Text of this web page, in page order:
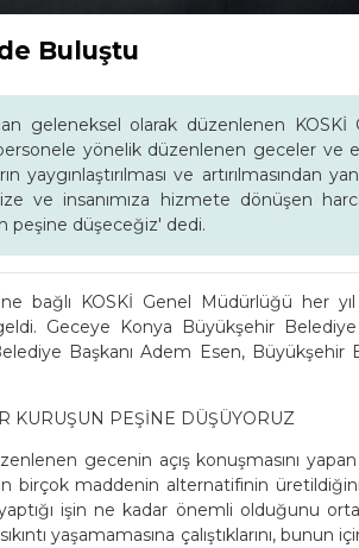
Buluştu
geleneksel olarak düzenlenen
yönelik düzenlenen geceler ve
ve artırılmasından
ve insanımıza hizmete dönüşen
peşine düşeceğiz' dedi.
bağlı KOSKİ Genel Müdürlüğü her
Geceye Konya Büyükşehir
Başkanı Adem Esen, Büyükşehir
KURUŞUN PEŞİNE DÜŞÜYORUZ
gecenin açış konuşmasını
birçok maddenin alternatifinin
işin ne kadar önemli olduğunu
yaşamamasına çalıştıklarını, bunun